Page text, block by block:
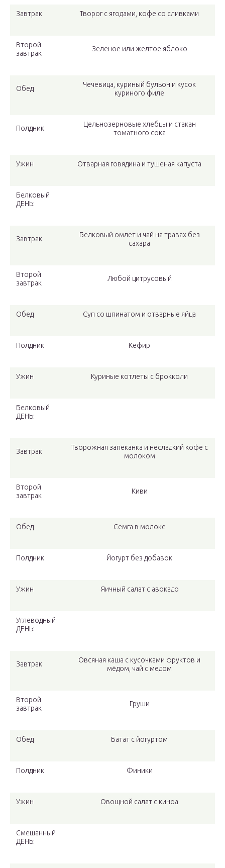
Завтрак Творог с ягодами, кофе со сливками
Второй
завтрак
Зеленое или желтое яблоко
Обед
Чечевица, куриный бульон и кусок
куриного филе
Полдник
Цельнозерновые хлебцы и стакан
томатного сока
Ужин Отварная говядина и тушеная капуста
Белковый
ДЕНЬ:
Завтрак
Белковый омлет и чай на травах без
сахара
Второй
завтрак
Любой цитрусовый
Обед Суп со шпинатом и отварные яйца
Полдник Кефир
Ужин Куриные котлеты с брокколи
Белковый
ДЕНЬ:
Завтрак
Творожная запеканка и несладкий кофе с
молоком
Второй
завтрак
Киви
Обед Семга в молоке
Полдник Йогурт без добавок
Ужин Яичный салат с авокадо
Углеводный
ДЕНЬ:
Завтрак
Овсяная каша с кусочками фруктов и
мёдом, чай с медом
Второй
завтрак
Груши
Обед Батат с йогуртом
Полдник Финики
Ужин Овощной салат с киноа
Смешанный
ДЕНЬ: